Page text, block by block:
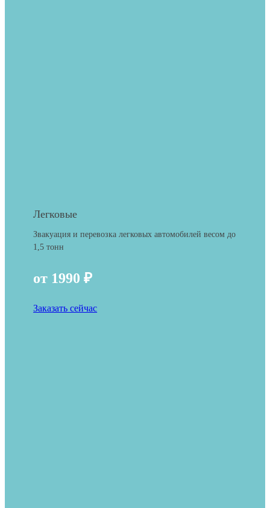
Легковые
Звакуация и перевозка легковых автомобилей весом до
1,5 тонн
от 1990 ₽
Заказать сейчас